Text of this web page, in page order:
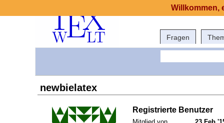
Fragen
newbielatex
Registrierte Benutzer
Willkommen,